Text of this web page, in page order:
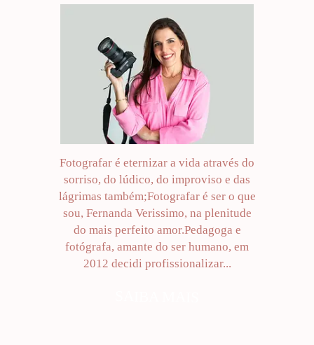
Fotografar é eternizar a vida através do
sorriso, do lúdico, do improviso e das
lágrimas também;Fotografar é ser o que
sou, Fernanda Verissimo, na plenitude
do mais perfeito amor.Pedagoga e
fotógrafa, amante do ser humano, em
2012 decidi profissionalizar...